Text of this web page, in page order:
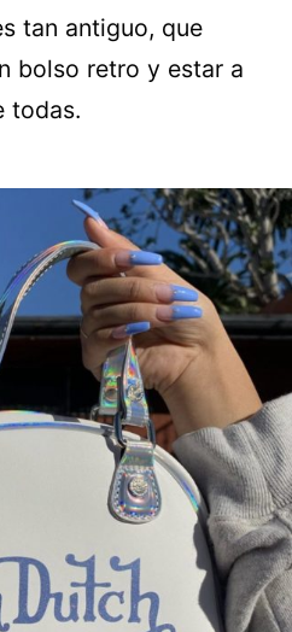
tan antiguo, que
bolso retro y estar a
todas.